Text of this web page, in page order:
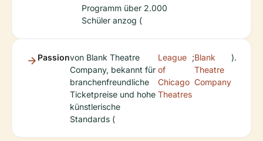
Programm über 2.000
Schüler anzog (
Passionvon Blank Theatre
Company, bekannt für
branchenfreundliche
Ticketpreise und hohe
künstlerische
Standards (
League
of
Chicago
Theatres
;Blank
Theatre
Company
).